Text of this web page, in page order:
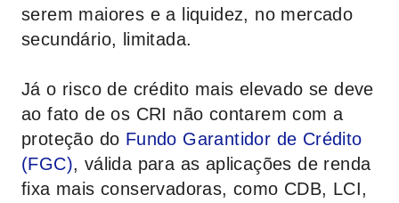
serem maiores e a liquidez, no mercado
secundário, limitada.
Já o risco de crédito mais elevado se deve
ao fato de os CRI não contarem com a
proteção do Fundo Garantidor de Crédito
(FGC), válida para as aplicações de renda
fixa mais conservadoras, como CDB, LCI,